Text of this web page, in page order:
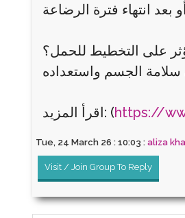
على التخطيط للحمل؟
اقرأ المزيد: (https://
Tue, 24 March 26 : 10:03 : aliza
Visit / Join Group To Reply